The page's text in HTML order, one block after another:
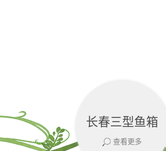
长春三型鱼箱
查看更多